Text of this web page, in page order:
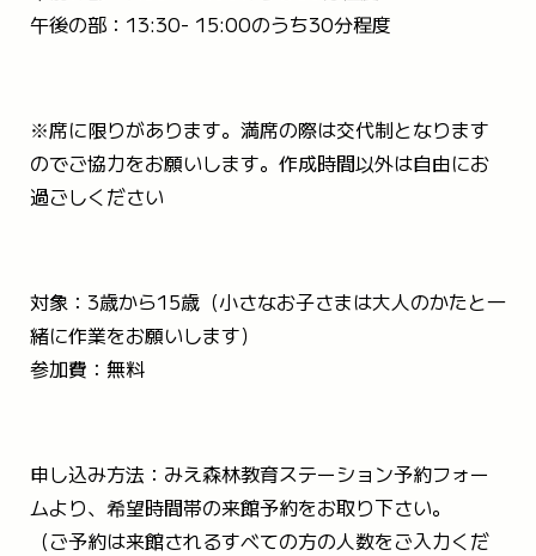
午後の部：13:30- 15:00のうち30分程度
※席に限りがあります。満席の際は交代制となります
のでご協力をお願いします。作成時間以外は自由にお
過ごしください
対象：3歳から15歳（小さなお子さまは大人のかたと一
緒に作業をお願いします）
参加費：無料
申し込み方法：みえ森林教育ステーション予約フォー
ムより、希望時間帯の来館予約をお取り下さい。
（ご予約は来館されるすべての方の人数をご入力くだ